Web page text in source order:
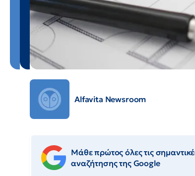
Alfavita Newsroom
Μάθε πρώτος όλες τις
αναζήτησης της Google